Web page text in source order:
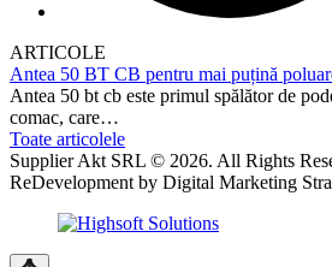
ARTICOLE
Antea 50 BT CB pentru mai puțină
Antea 50 bt cb este primul spălător de
comac, care…
Toate articolele
Supplier Akt SRL © 2026. All Rights
ReDevelopment by Digital Marketing